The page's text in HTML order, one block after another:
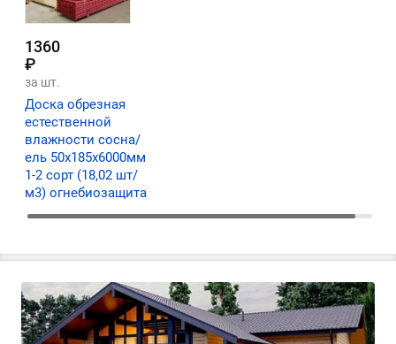
1360
₽
за шт.
Доска обрезная
естественной
влажности сосна/
ель 50х185х6000мм
1-2 сорт (18,02 шт/
м3) огнебиозащита